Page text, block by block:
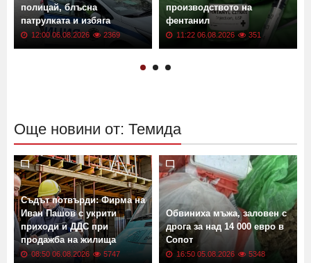
полицай, блъсна
патрулката и избяга
12:00 06.08.2026 2369
производството на
фентанил
11:22 06.08.2026 351
Още новини от: Темида
Съдът потвърди: Фирма на
Иван Пашов с укрити
приходи и ДДС при
продажба на жилища
08:50 06.08.2026 5747
Обвиниха мъжа, заловен с
дрога за над 14 000 евро в
Сопот
16:50 05.08.2026 5348